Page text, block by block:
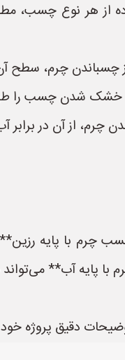
از هر نوع چسب،
چرم، سطح آن
شدن چسب را طبق
از آن در برابر
چرم با پایه
پایه آب** می‌تواند
دقیق پروژه خود